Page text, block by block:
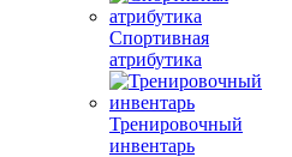
Спортивная
атрибутика
Тренировочный
инвентарь